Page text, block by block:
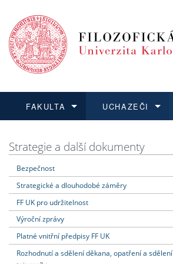
FAKULTA
Dozvědět se více
UCHAZEČI
Podat přihlášku
Dozvědět se více
Dozvědět se více
Dozvědět se více
Strategie a další dokumenty
Bezpečnost
Strategické a dlouhodobé záměry
FF UK pro udržitelnost
Výroční zprávy
Platné vnitřní předpisy FF UK
Rozhodnutí a sdělení děkana, opatření a sdělení